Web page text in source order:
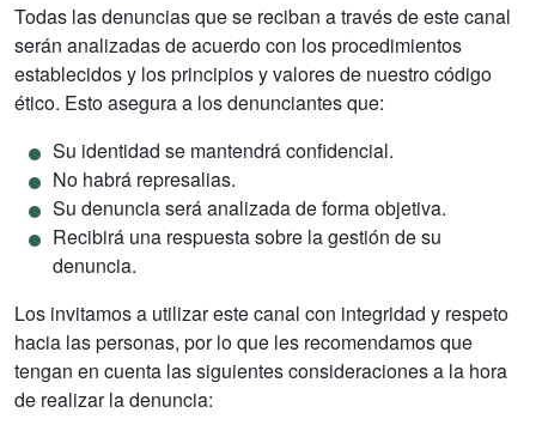
Todas las denuncias que se reciban a través de este canal
serán analizadas de acuerdo con los procedimientos
establecidos y los principios y valores de nuestro código
ético. Esto asegura a los denunciantes que:
Su identidad se mantendrá confidencial.
No habrá represalias.
Su denuncia será analizada de forma objetiva.
Recibirá una respuesta sobre la gestión de su
denuncia.
Los invitamos a utilizar este canal con integridad y respeto
hacia las personas, por lo que les recomendamos que
tengan en cuenta las siguientes consideraciones a la hora
de realizar la denuncia: